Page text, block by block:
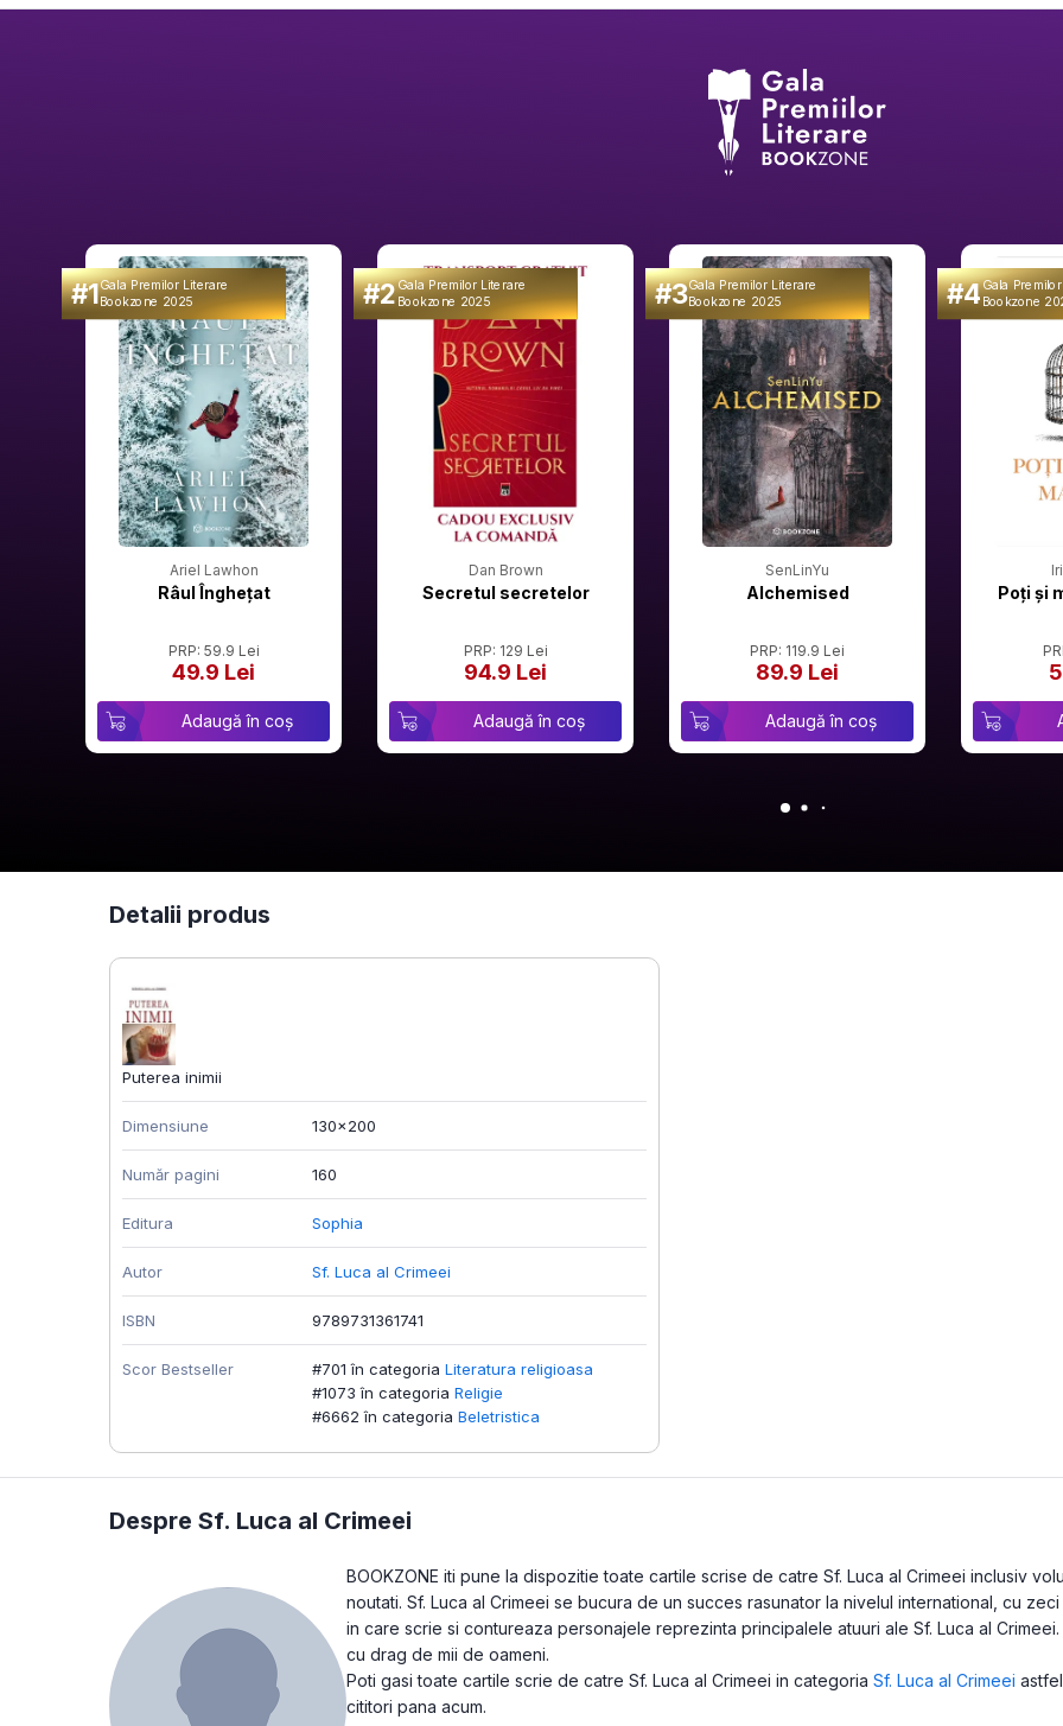
#1Gala Premilor Literare
Bookzone 2025
Ariel Lawhon
Râul Înghețat
PRP: 59.9 Lei
49.9 Lei
Adaugă în coș
#2Gala Premilor Literare
Bookzone 2025
Dan Brown
Secretul secretelor
PRP: 129 Lei
94.9 Lei
Adaugă în coș
#3Gala Premilor Literare
Bookzone 2025
SenLinYu
Alchemised
PRP: 119.9 Lei
89.9 Lei
Adaugă în coș
#4Gala
Bookzone
Poți și
Detalii produs
Puterea inimii
Dimensiune 130x200
Număr pagini 160
Editura Sophia
Autor Sf. Luca al Crimeei
ISBN 9789731361741
Scor Bestseller #701 în categoria Literatura religioasa
#1073 în categoria Religie
#6662 în categoria Beletristica
Despre Sf. Luca al Crimeei
BOOKZONE iti pune la dispozitie toate cartile scrise de catre Sf. Luca al Crimeei inclusiv
noutati. Sf. Luca al Crimeei se bucura de un succes rasunator la nivelul international, cu
in care scrie si contureaza personajele reprezinta principalele atuuri ale Sf. Luca al
cu drag de mii de oameni.
Poti gasi toate cartile scrie de catre Sf. Luca al Crimeei in categoria Sf. Luca al Crimeei
cititori pana acum.